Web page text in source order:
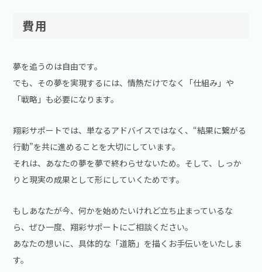
費用
夢を追うのは自由です。
でも、その夢を実現するには、情熱だけでなく「仕組み」や
「戦略」も必要になります。
翔彩サポートでは、単なるアドバイスではなく、“結果に繋がる
行動”を共に進めることを大切にしています。
それは、あなたの夢を夢で終わらせないため。そして、しっか
りと現実の成果として形にしていくためです。
もしあなたが今、何かを始めたいけれど立ち止まっているな
ら、ぜひ一度、翔彩サポートにご相談ください。
あなたの想いに、具体的な「道筋」を描くお手伝いをいたしま
す。